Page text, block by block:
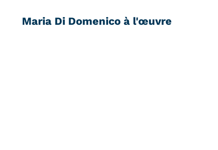
Maria Di Domenico à l'œuvre